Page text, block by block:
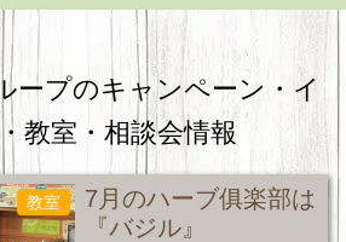
ープのキャンペーン・ イ
教室・相談会情報
教室
7月のハーブ俱楽部は
『バジル』